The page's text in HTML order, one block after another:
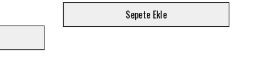
Sepete Ekle